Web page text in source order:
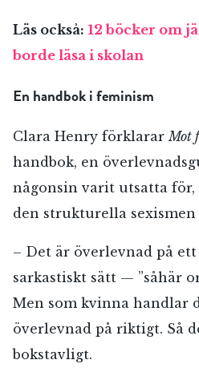
Läs också: 12 böcker om
borde läsa i skolan
En handbok i feminism
Clara Henry förklarar Mot
handbok, en
någonsin varit utsatta
den strukturella
– Det är överlevnad på
sarkastiskt sätt — ”såhär
Men som kvinna handlar
överlevnad på riktigt. Så
bokstavligt.